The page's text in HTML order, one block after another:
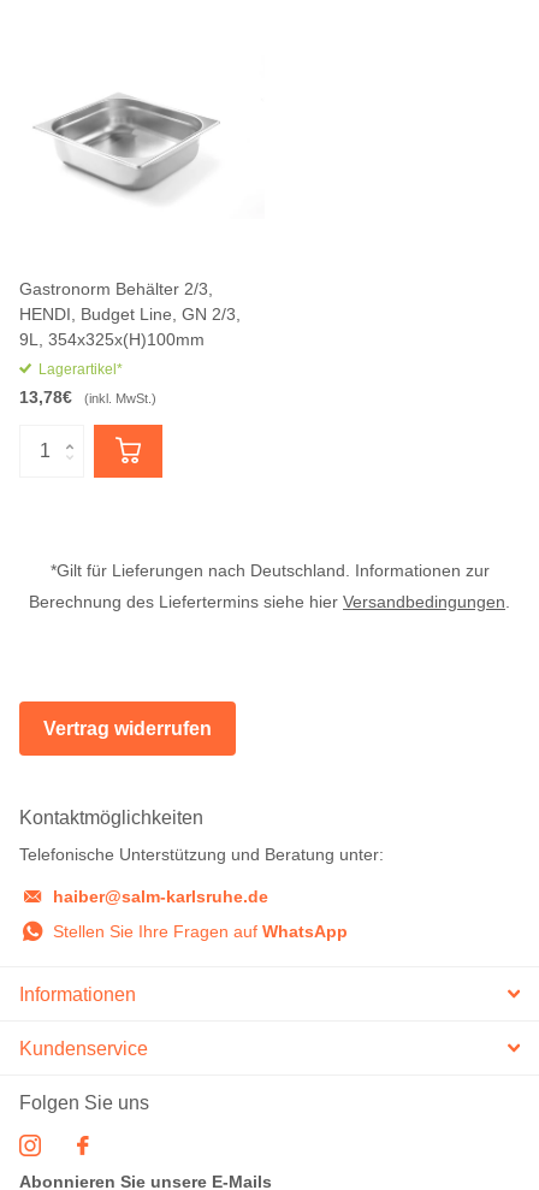
Gastronorm Behälter 2/3,
HENDI, Budget Line, GN 2/3,
9L, 354x325x(H)100mm
Lagerartikel*
13,78€ (inkl. MwSt.)
*Gilt für Lieferungen nach Deutschland. Informationen zur
Berechnung des Liefertermins siehe hier Versandbedingungen.
Vertrag widerrufen
Kontaktmöglichkeiten
Telefonische Unterstützung und Beratung unter:
haiber@salm-karlsruhe.de
Stellen Sie Ihre Fragen auf WhatsApp
Informationen
Kundenservice
Folgen Sie uns
Abonnieren Sie unsere E-Mails